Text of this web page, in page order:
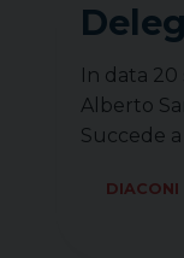
In data
Alberto
Succede
DIACONI